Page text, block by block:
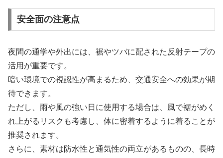
安全面の注意点
夜間の通学や外出には、裾やツバに配された反射テープの
活用が重要です。
暗い環境での視認性が高まるため、交通安全への効果が期
待できます。
ただし、雨や風の強い日に使用する場合は、風で裾がめく
れ上がるリスクも考慮し、体に密着するように着ることが
推奨されます。
さらに、素材は防水性と通気性の両立があるものの、長時